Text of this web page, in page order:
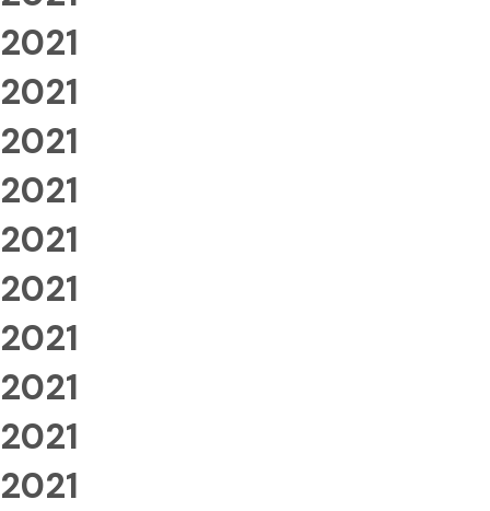
2021
2021
2021
2021
2021
2021
2021
2021
2021
2021